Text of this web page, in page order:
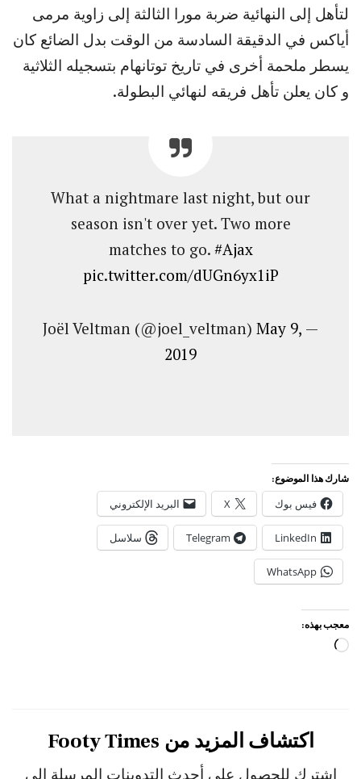
لتأهل إلى النهائية ضربة مورا الثالثة إلى زاوية مرمى
أياكس في الدقيقة السادسة من الوقت بدل الضائع كان
يسطر ملحمة أخرى في تاريخ توتانهام بتسجيله الثلاثية
و كان يعلن تأهل فريقه لنهائي البطولة.
What a nightmare last night, but our
season isn't over yet. Two more
matches to go. #Ajax
pic.twitter.com/dUGn6yx1iP
— Joël Veltman (@joel_veltman)
May 9,
2019
شارك هذا الموضوع:
فيس بوك X البريد الإلكتروني
LinkedIn
Telegram سلاسل
WhatsApp
معجب بهذه:
جاري
اكتشاف المزيد من Footy Times
اشترك للحصول على أحدث التدوينات المرسلة إلى